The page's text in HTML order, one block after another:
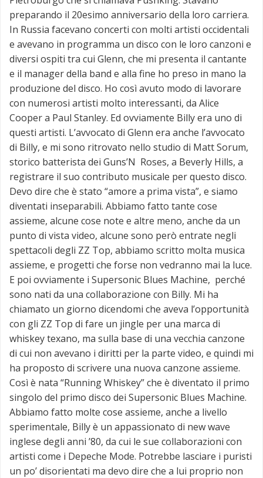
preparando il 20esimo anniversario della loro carriera.
In Russia facevano concerti con molti artisti occidentali
e avevano in programma un disco con le loro canzoni e
diversi ospiti tra cui Glenn, che mi presenta il cantante
e il manager della band e alla fine ho preso in mano la
produzione del disco. Ho così avuto modo di lavorare
con numerosi artisti molto interessanti, da Alice
Cooper a Paul Stanley. Ed ovviamente Billy era uno di
questi artisti. L’avvocato di Glenn era anche l’avvocato
di Billy, e mi sono ritrovato nello studio di Matt Sorum,
storico batterista dei Guns’N Roses, a Beverly Hills, a
registrare il suo contributo musicale per questo disco.
Devo dire che è stato “amore a prima vista”, e siamo
diventati inseparabili. Abbiamo fatto tante cose
assieme, alcune cose note e altre meno, anche da un
punto di vista video, alcune sono però entrate negli
spettacoli degli ZZ Top, abbiamo scritto molta musica
assieme, e progetti che forse non vedranno mai la luce.
E poi ovviamente i Supersonic Blues Machine, perché
sono nati da una collaborazione con Billy. Mi ha
chiamato un giorno dicendomi che aveva l’opportunità
con gli ZZ Top di fare un jingle per una marca di
whiskey texano, ma sulla base di una vecchia canzone
di cui non avevano i diritti per la parte video, e quindi mi
ha proposto di scrivere una nuova canzone assieme.
Così è nata “Running Whiskey” che è diventato il primo
singolo del primo disco dei Supersonic Blues Machine.
Abbiamo fatto molte cose assieme, anche a livello
sperimentale, Billy è un appassionato di new wave
inglese degli anni ’80, da cui le sue collaborazioni con
artisti come i Depeche Mode. Potrebbe lasciare i puristi
un po’ disorientati ma devo dire che a lui proprio non